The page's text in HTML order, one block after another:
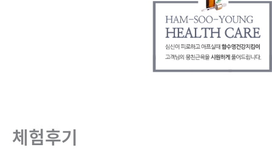
체험후기